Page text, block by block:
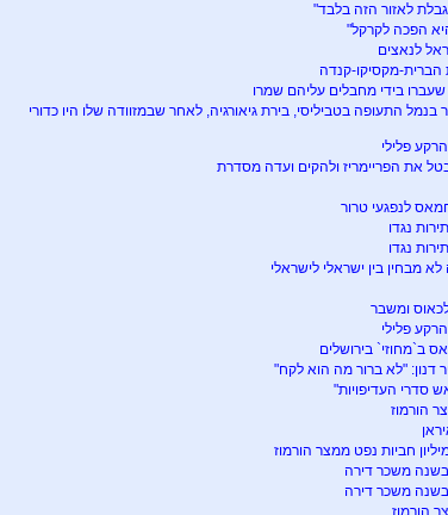
לאזור הזה בלבד"
הפכה לקרקל"
לנאצים
מקסיקו-קנדה
התעופה בטביליסי, בירת גיאורגיה, לאחר שבמזוודה שלו היו כדורי
פלילי
את הפריימריז ולהקים ועדה מסדרת
נגדו
נגדו
מבחין בין ישראלי לישראלי
פלילי
דנון: "לא ברור מה הוא לקח"
סדרי העדיפויות"
חביות נפט ממצר הורמוז
בשנה משכר דירה
בשנה משכר דירה
הורמוז